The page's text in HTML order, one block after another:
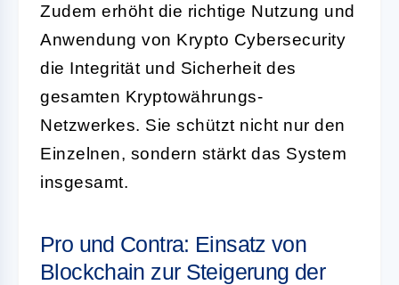
Zudem erhöht die richtige Nutzung und
Anwendung von Krypto Cybersecurity
die Integrität und Sicherheit des
gesamten Kryptowährungs-
Netzwerkes. Sie schützt nicht nur den
Einzelnen, sondern stärkt das System
insgesamt.
Pro und Contra: Einsatz von
Blockchain zur Steigerung der